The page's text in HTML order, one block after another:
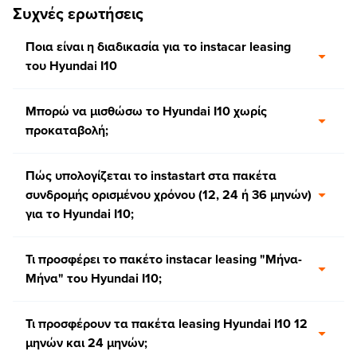
Συχνές ερωτήσεις
Ποια είναι η διαδικασία για το instacar leasing
του Hyundai I10
Μπορώ να μισθώσω το Hyundai I10 χωρίς
προκαταβολή;
Πώς υπολογίζεται το instastart στα πακέτα
συνδρομής ορισμένου χρόνου (12, 24 ή 36 μηνών)
για το Hyundai I10;
Τι προσφέρει το πακέτο instacar leasing "Μήνα-
Μήνα" του Hyundai I10;
Τι προσφέρουν τα πακέτα leasing Hyundai I10 12
μηνών και 24 μηνών;